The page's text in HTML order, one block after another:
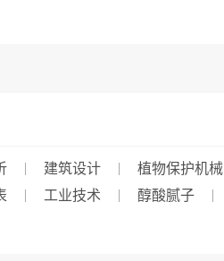
建筑设计
植物保护机械
工业技术
醇酸腻子